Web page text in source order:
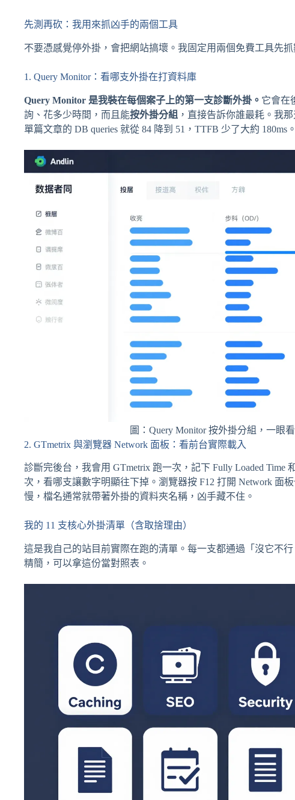
先測再砍：我用來抓凶手的兩個工具
不要憑感覺停外掛，會把網站搞壞。我固定用兩個免費工具先
1. Query Monitor：看哪支外掛在打資料庫
Query Monitor 是我裝在每個案子上的第一支診斷外掛。 它會在
詢、花多少時間，而且能按外掛分組 ，直接告訴你誰最耗。我
單篇文章的 DB queries 就從 84 降到 51，TTFB 少了大約
圖：Query Monitor 按外掛分組，一眼
2. GTmetrix 與瀏覽器 Network 面板：看前台實際載入
診斷完後台，我會用 GTmetrix 跑一次，記下 Fully Loaded
次，看哪支讓數字明顯往下掉。瀏覽器按 F12 打開 Network 面
慢，檔名通常就帶著外掛的資料夾名稱，凶手藏不住。
我的 11 支核心外掛清單（含取捨理由）
這是我自己的站目前實際在跑的清單。每一支都通過「沒它不
精簡，可以拿這份當對照表。